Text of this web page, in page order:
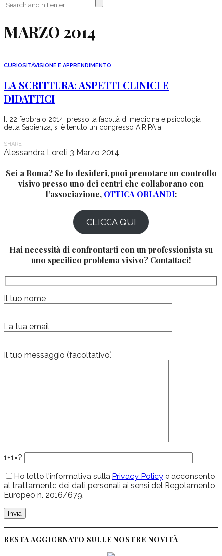
MARZO 2014
CURIOSITÀVISIONE E APPRENDIMENTO
LA SCRITTURA: ASPETTI CLINICI E
DIDATTICI
Il 22 febbraio 2014, presso la facoltà di medicina e psicologia
della Sapienza, si è tenuto un congresso AIRIPA a
SHARE
Alessandra Loreti 3 Marzo 2014
Sei a Roma? Se lo desideri, puoi prenotare un controllo
visivo presso uno dei centri che collaborano con
l’associazione, OTTICA ORLANDI:
CLICCA QUI
Hai necessità di confrontarti con un professionista su
uno specifico problema visivo? Contattaci!
Il tuo nome
La tua email
Il tuo messaggio (facoltativo)
1+1=?
Ho letto l'informativa sulla Privacy Policy e acconsento
al trattamento dei dati personali ai sensi del Regolamento
Europeo n. 2016/679.
RESTA AGGIORNATO SULLE NOSTRE NOVITÀ